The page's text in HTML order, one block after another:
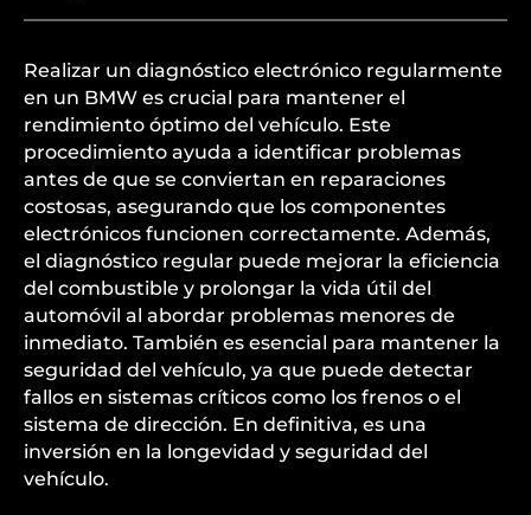
Realizar un diagnóstico electrónico regularmente
en un BMW es crucial para mantener el
rendimiento óptimo del vehículo. Este
procedimiento ayuda a identificar problemas
antes de que se conviertan en reparaciones
costosas, asegurando que los componentes
electrónicos funcionen correctamente. Además,
el diagnóstico regular puede mejorar la eficiencia
del combustible y prolongar la vida útil del
automóvil al abordar problemas menores de
inmediato. También es esencial para mantener la
seguridad del vehículo, ya que puede detectar
fallos en sistemas críticos como los frenos o el
sistema de dirección. En definitiva, es una
inversión en la longevidad y seguridad del
vehículo.